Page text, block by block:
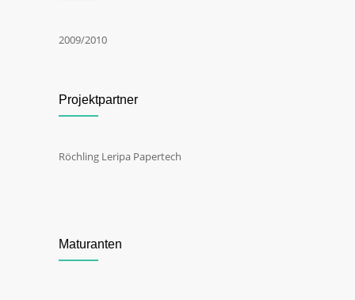
2009/2010
Projektpartner
Röchling Leripa Papertech
Maturanten